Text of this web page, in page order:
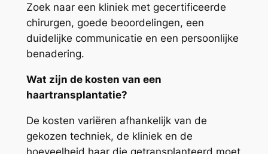
Zoek naar een kliniek met gecertificeerde
chirurgen, goede beoordelingen, een
duidelijke communicatie en een persoonlijke
benadering.
Wat zijn de kosten van een
haartransplantatie?
De kosten variëren afhankelijk van de
gekozen techniek, de kliniek en de
hoeveelheid haar die getransplanteerd moet